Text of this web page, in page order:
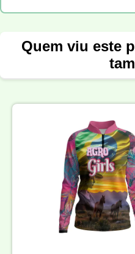
Quem viu este